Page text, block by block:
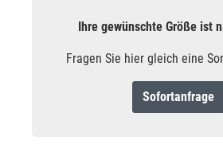
Ihre gewünschte Größe ist
Fragen Sie hier gleich eine
Sofortanfrage